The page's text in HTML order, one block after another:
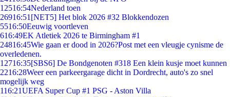
12516:54Nederland toen
26916:51 [NET5] Het blok 2026 #32 Blokkendozen
5516:50Eeuwig voortleven
616:49EK Atletiek 2026 te Birmingham #1
24816:45Wie gaan er dood in 2026?Post met een vleugje cynisme de
overledenen.
12716:35[SBS6] De Bondgenoten #318 Een klein kusje moet kunnen
2216:28Weer een parkeergarage dicht in Dordrecht, auto's zo snel
mogelijk weg
116:21UEFA Super Cup #1 PSG - Aston Villa